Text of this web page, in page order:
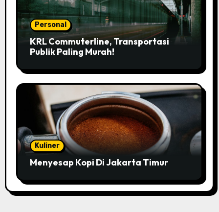
Personal
KRL Commuterline, Transportasi
Publik Paling Murah!
Kuliner
Menyesap Kopi Di Jakarta Timur